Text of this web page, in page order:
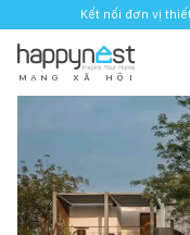
Kết nối đơn vị
M Ạ N G X Ã H Ộ I